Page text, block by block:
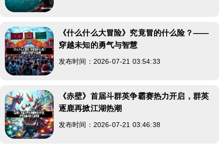
《什么什么大冒险》究竟冒的什么险？——
穿越未知的勇气与智慧
发布时间：2026-07-21 03:54:33
《赤壁》首届斗群英争霸赛热力开启，群英
逐鹿再掀江湖热潮
发布时间：2026-07-21 03:46:38